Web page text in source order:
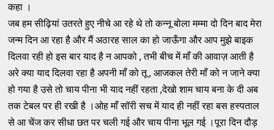
कहा ।
जब हम सीढ़ियां उतरते हुए नीचे आ रहे थे तो कन्नू बोला मम्मा दो दिन बाद मेरा
जन्म दिन आ रहा है और मैं अठारह साल का हो जाऊँगा और आप मुझे बाइक
दिलवा रही हो इस बार याद है न आपको , तभी बीच में माँ की आवाज़ आती है
अरे क्या याद दिलवा रहा है अपनी माँ को तू , आजकल तेरी माँ को न जाने क्या
हो गया है उसे तो चाय पीना भी याद नहीं रहता ,देखो शाम चाय बना के दी अब
तक टेबल पर ही रखी है ।ओह माँ सॉरी सच में याद ही नहीं रहा बस हस्पताल
से आ चेंज कर सीधा छत पर चली गई और चाय पीना भूल गई ।पूरा दिन दौड़